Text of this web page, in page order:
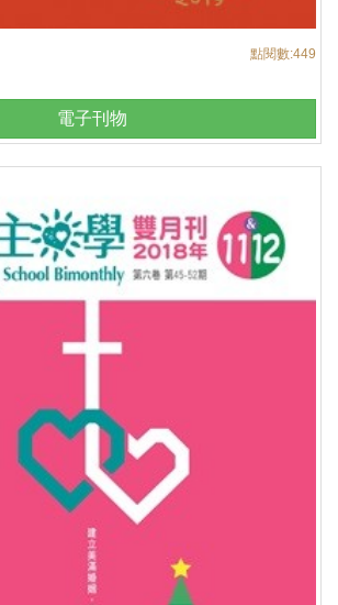
點閱數:449
電子刊物